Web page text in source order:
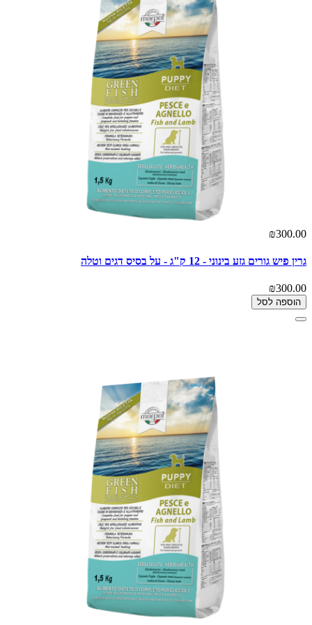
₪300.00
גרין פיש גורים גזע בינוני - 12 ק"ג - על בסיס דגים וטלה
₪300.00
הוספה לסל